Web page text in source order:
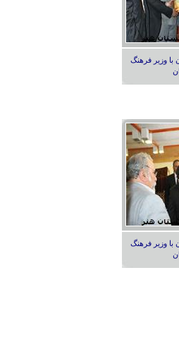
با وزیر فرهنگ
با وزیر فرهنگ